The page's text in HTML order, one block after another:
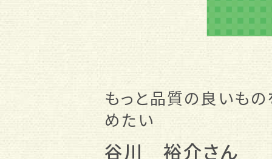
もっと品質の良いも
めたい
谷川 裕介さん